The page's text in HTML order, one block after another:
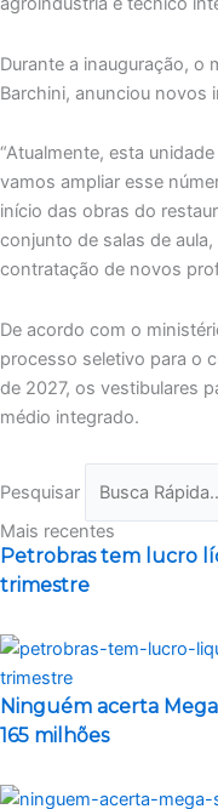
Durante a inauguração, o
Barchini, anunciou novos
“Atualmente, esta
vamos ampliar esse
início das obras do
conjunto de salas de
contratação de novos
De acordo com o
processo seletivo para o
de 2027, os vestibulares
médio integrado.
Pesquisar
Mais recentes
Petrobras tem lucro
trimestre
Ninguém acerta
165 milhões